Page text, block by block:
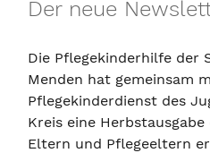
Der neue
Die Pflegekinderhilfe der
Menden hat gemeinsam
Pflegekinderdienst des
Kreis eine
Eltern und Pflegeeltern